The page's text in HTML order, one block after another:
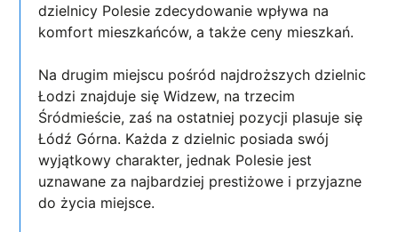
dzielnicy Polesie zdecydowanie wpływa na
komfort mieszkańców, a także ceny mieszkań.
Na drugim miejscu pośród najdroższych dzielnic
Łodzi znajduje się Widzew, na trzecim
Śródmieście, zaś na ostatniej pozycji plasuje się
Łódź Górna. Każda z dzielnic posiada swój
wyjątkowy charakter, jednak Polesie jest
uznawane za najbardziej prestiżowe i przyjazne
do życia miejsce.